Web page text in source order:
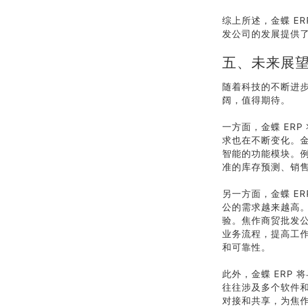
综上所述，金蝶
发公司的发展提供
五、未来展望
随着科技的不断进
阔，值得期待。
一方面，金蝶 ERP
求也在不断变化。
智能的功能模块。
准的库存预测、销
另一方面，金蝶
公的需求越来越高
验。焦作商贸批发
业务流程，提高工
和可靠性。
此外，金蝶 ERP
往往涉及多个软件
对接和共享，为焦